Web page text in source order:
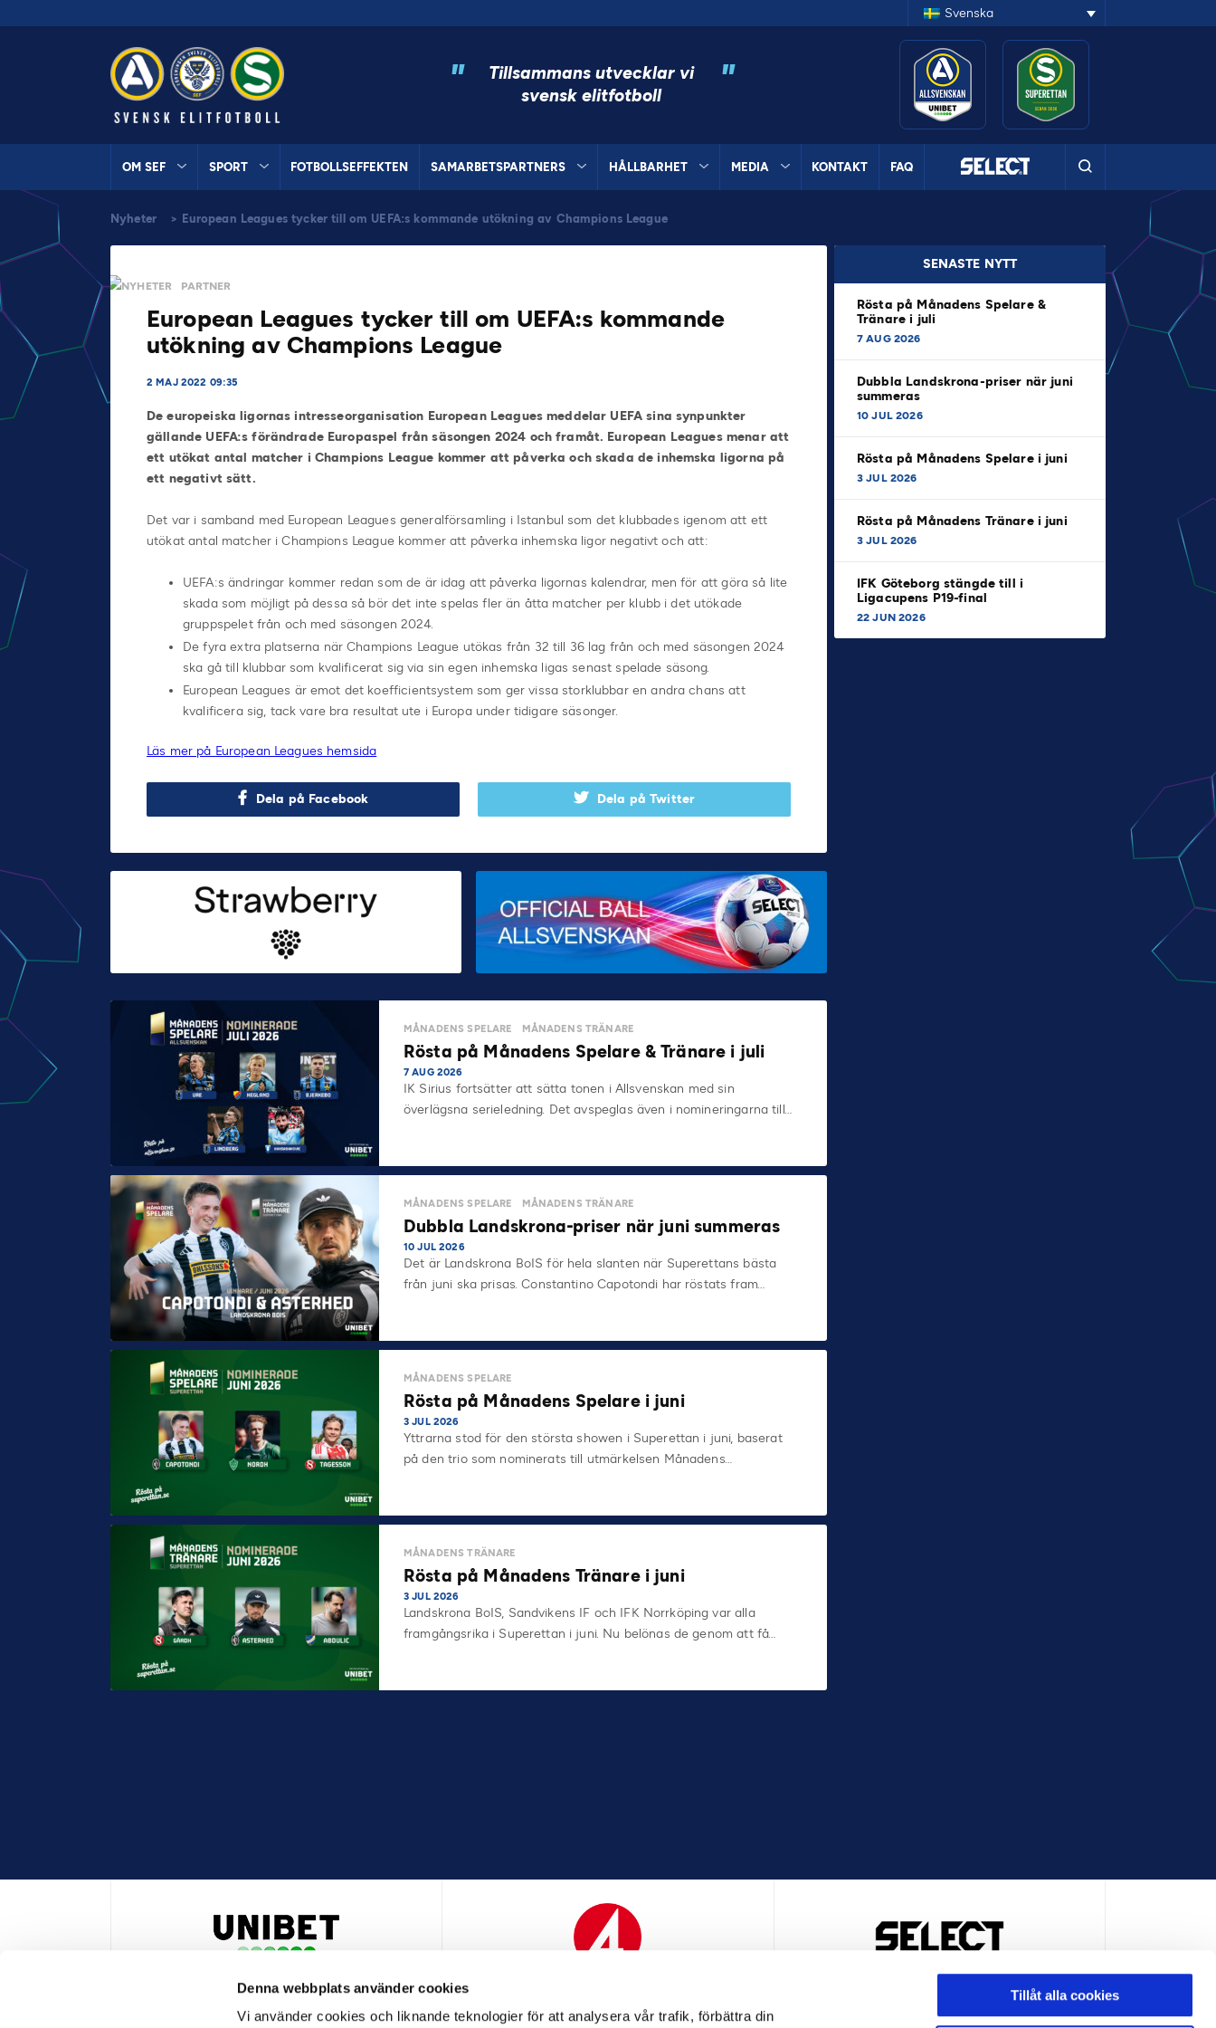
Denna webbplats använder cookies
Vi använder cookies och liknande teknologier för att analysera vår trafik, förbättra din
Tillåt alla cookies
Svenska
"
Tillsammans utvecklar vi
svensk elitfotboll
"
OM SEF SPORT FOTBOLLSEFFEKTEN SAMARBETSPARTNERS HÅLLBARHET MEDIA KONTAKT FAQ
Nyheter > European Leagues tycker till om UEFA:s kommande utökning av Champions League
NYHETER PARTNER
European Leagues tycker till om UEFA:s kommande
utökning av Champions League
2 MAJ 2022 09:35
De europeiska ligornas intresseorganisation European Leagues meddelar UEFA sina synpunkter
gällande UEFA:s förändrade Europaspel från säsongen 2024 och framåt. European Leagues menar att
ett utökat antal matcher i Champions League kommer att påverka och skada de inhemska ligorna på
ett negativt sätt.
Det var i samband med European Leagues generalförsamling i Istanbul som det klubbades igenom att ett
utökat antal matcher i Champions League kommer att påverka inhemska ligor negativt och att:
UEFA:s ändringar kommer redan som de är idag att påverka ligornas kalendrar, men för att göra så lite
skada som möjligt på dessa så bör det inte spelas fler än åtta matcher per klubb i det utökade
gruppspelet från och med säsongen 2024.
De fyra extra platserna när Champions League utökas från 32 till 36 lag från och med säsongen 2024
ska gå till klubbar som kvalificerat sig via sin egen inhemska ligas senast spelade säsong.
European Leagues är emot det koefficientsystem som ger vissa storklubbar en andra chans att
kvalificera sig, tack vare bra resultat ute i Europa under tidigare säsonger.
Läs mer på European Leagues hemsida
Dela på Facebook Dela på Twitter
SENASTE NYTT
Rösta på Månadens Spelare &
Tränare i juli
7 AUG 2026
Dubbla Landskrona-priser när juni
summeras
10 JUL 2026
Rösta på Månadens Spelare i juni
3 JUL 2026
Rösta på Månadens Tränare i juni
3 JUL 2026
IFK Göteborg stängde till i
Ligacupens P19-final
22 JUN 2026
MÅNADENS SPELARE MÅNADENS TRÄNARE
Rösta på Månadens Spelare & Tränare i juli
7 AUG 2026
IK Sirius fortsätter att sätta tonen i Allsvenskan med sin
överlägsna serieledning. Det avspeglas även i nomineringarna till…
MÅNADENS SPELARE MÅNADENS TRÄNARE
Dubbla Landskrona-priser när juni summeras
10 JUL 2026
Det är Landskrona BoIS för hela slanten när Superettans bästa
från juni ska prisas. Constantino Capotondi har röstats fram…
MÅNADENS SPELARE
Rösta på Månadens Spelare i juni
3 JUL 2026
Yttrarna stod för den största showen i Superettan i juni, baserat
på den trio som nominerats till utmärkelsen Månadens…
MÅNADENS TRÄNARE
Rösta på Månadens Tränare i juni
3 JUL 2026
Landskrona BoIS, Sandvikens IF och IFK Norrköping var alla
framgångsrika i Superettan i juni. Nu belönas de genom att få…
HUVUDPARTNER OCH PRESENTING PARTNER ALLSVENSKAN